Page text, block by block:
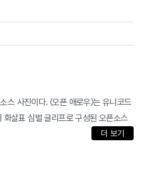
스 사진이다. 〈오픈 애로우〉는 유니코드
살표 심벌 글리프로 구성된 오픈소스
더 보기